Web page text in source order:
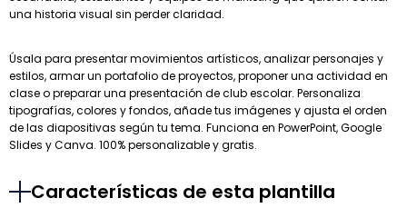
una historia visual sin perder claridad.
Úsala para presentar movimientos artísticos, analizar personajes y
estilos, armar un portafolio de proyectos, proponer una actividad en
clase o preparar una presentación de club escolar. Personaliza
tipografías, colores y fondos, añade tus imágenes y ajusta el orden
de las diapositivas según tu tema. Funciona en PowerPoint, Google
Slides y Canva. 100% personalizable y gratis.
Características de esta plantilla